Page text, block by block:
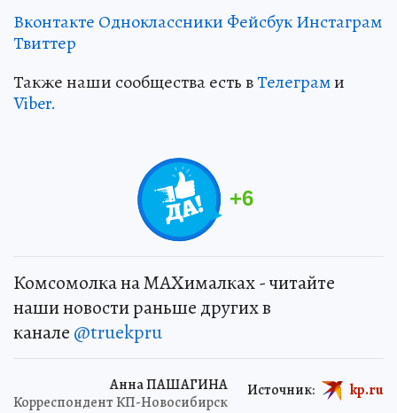
Вконтакте Одноклассники ФейсбукИнстаграм
Твиттер
Также наши сообщества есть вТелеграми
Viber.
+6
Комсомолка на MAXималках - читайте
наши новости раньше других в
канале @truekpru
Анна ПАШАГИНА
Корреспондент КП-Новосибирск
Источник: kp.ru